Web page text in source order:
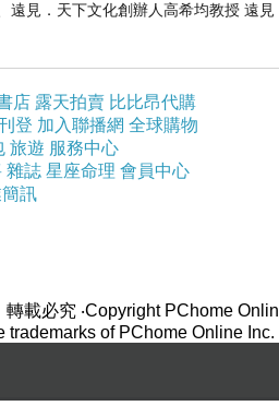
遠見．天下文化創辦人高希均教授 遠
店 露天拍賣 比比昂代購
登 加入聯播網 全球購物
旅遊 服務中心
雜誌 星座命理 會員中心
訊
轉載必究 ‧Copyright PChome
of PChome Online Inc.